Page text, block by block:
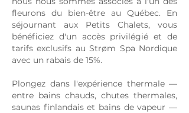
fleurons du bien-être au Québec. En
séjournant aux Petits Chalets, vous
bénéficiez d'un accès privilégié et de
tarifs exclusifs au Strøm Spa Nordique
avec un rabais de 15%.
Plongez dans l'expérience thermale —
entre bains chauds, chutes thermales,
saunas finlandais et bains de vapeur —